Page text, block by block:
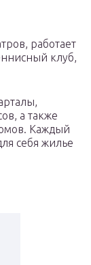
работает
клуб,
а также
Каждый
себя жилье